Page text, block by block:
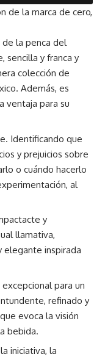
de la marca de cero,
de la penca del
sencilla y franca y
colección de
Además, es
ventaja para su
Identificando que
y prejuicios sobre
o cuándo hacerlo
al
y
llamativa,
elegante inspirada
para un
refinado y
evoca la visión
bebida.
iniciativa, la